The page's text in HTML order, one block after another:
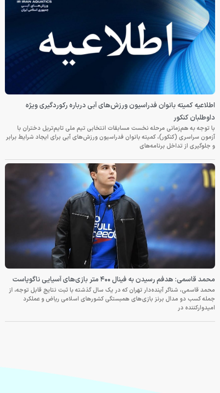
اطلاعیه کمیته بانوان فدراسیون ورزش‌های آبی درباره رکوردگیری ویژه
داوطلبان کنکور
با توجه به هم‌زمانی مرحله نخست مسابقات انتخابی تیم ملی تایم‌تریل دختران با
آزمون سراسری (کنکور)، کمیته بانوان فدراسیون ورزش‌های آبی برای ایجاد شرایط برابر
و جلوگیری از تداخل برنامه‌های
محمد قاسمی: هدفم رسیدن به فینال ۴۰۰ متر بازی‌های آسیایی ناگویاست
محمد قاسمی، شناگر آینده‌دار تهران که در یک سال گذشته با ثبت نتایج قابل توجه، از
جمله کسب دو مدال برنز بازی‌های همبستگی کشورهای اسلامی ریاض و عملکرد
امیدوارکننده در